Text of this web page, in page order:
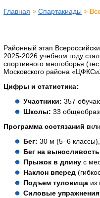
Главная > Спартакиады >
Районный этап
2025-2026 учебном году
спортивного многоборья
Московского района
Цифры и статистика:
Участники: 357
Школы: 33
Программа состязаний
Бег: 30 м (5–6
Бег на
Прыжок в длину с
Наклон вперед
Подъем туловища из
Силовые